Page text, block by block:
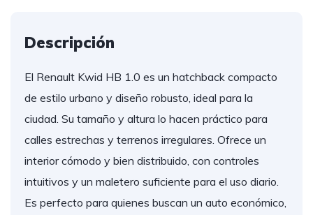
Descripción
El Renault Kwid HB 1.0 es un hatchback compacto
de estilo urbano y diseño robusto, ideal para la
ciudad. Su tamaño y altura lo hacen práctico para
calles estrechas y terrenos irregulares. Ofrece un
interior cómodo y bien distribuido, con controles
intuitivos y un maletero suficiente para el uso diario.
Es perfecto para quienes buscan un auto económico,